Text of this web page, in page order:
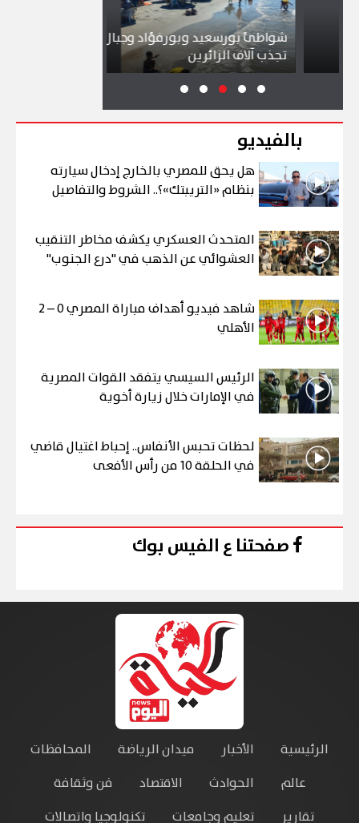
شواطئ بورسعيد وبورفؤاد وجبال الملح
تجذب آلاف الزائرين
بالفيديو
هل يحق للمصري بالخارج إدخال سيارته
بنظام «التريبتك»؟.. الشروط والتفاصيل
المتحدث العسكري يكشف مخاطر التنقيب
العشوائي عن الذهب في "درع الجنوب"
شاهد فيديو أهداف مباراة المصري 0 – 2
الأهلي
الرئيس السيسي يتفقد القوات المصرية
في الإمارات خلال زيارة أخوية
لحظات تحبس الأنفاس.. إحباط اغتيال قاضي
في الحلقة 10 من رأس الأفعى
صفحتنا ع الفيس بوك
الرئيسية الأخبار ميدان الرياضة
المحافظات
عالم
الحوادث الاقتصاد
فن وثقافة
تقارير
تعليم وجامعات تكنولوجيا واتصالات